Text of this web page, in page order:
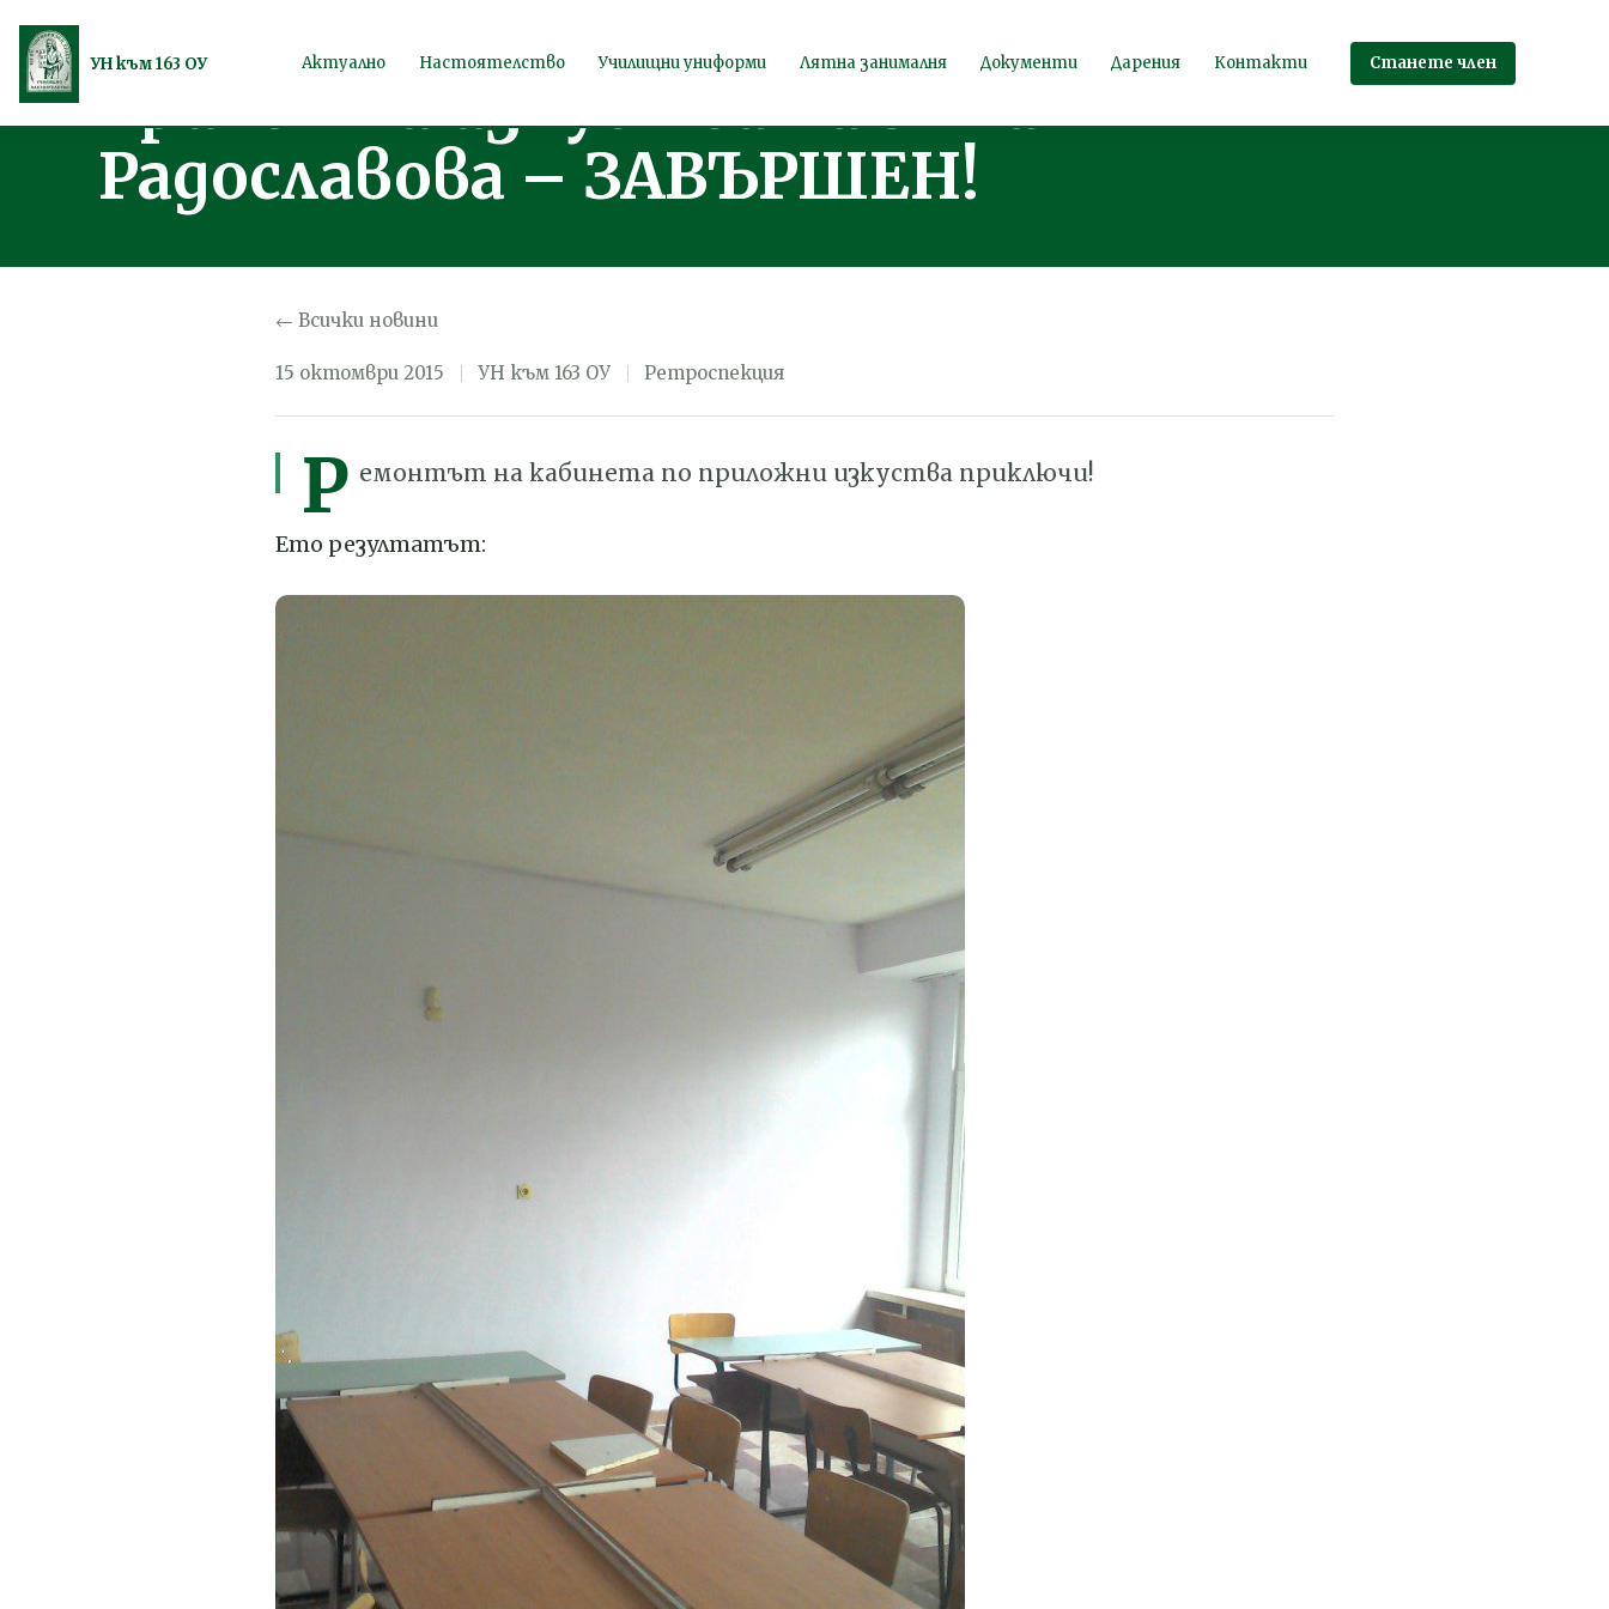
Продължете
към
УН към 163 ОУ Актуално Настоятелство Училищни униформи Лятна занималня Документи Дарения Контакти Станете член
Ремонт на кабинета по
приложни изкуства на г-жа
Радославова – ЗАВЪРШЕН!
← Всички новини
15 октомври 2015 УН към 163 ОУ Ретроспекция
Р емонтът на кабинета по приложни изкуства приключи!
Ето резултатът: